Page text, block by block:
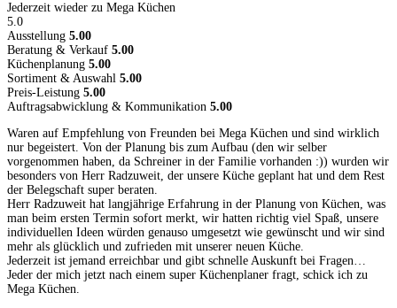
Jederzeit wieder zu Mega Küchen
5.0
Ausstellung 5.00
Beratung & Verkauf 5.00
Küchenplanung 5.00
Sortiment & Auswahl 5.00
Preis-Leistung 5.00
Auftragsabwicklung & Kommunikation 5.00
Waren auf Empfehlung von Freunden bei Mega Küchen und sind wirklich
nur begeistert. Von der Planung bis zum Aufbau (den wir selber
vorgenommen haben, da Schreiner in der Familie vorhanden :)) wurden wir
besonders von Herr Radzuweit, der unsere Küche geplant hat und dem Rest
der Belegschaft super beraten.
Herr Radzuweit hat langjährige Erfahrung in der Planung von Küchen, was
man beim ersten Termin sofort merkt, wir hatten richtig viel Spaß, unsere
individuellen Ideen würden genauso umgesetzt wie gewünscht und wir sind
mehr als glücklich und zufrieden mit unserer neuen Küche.
Jederzeit ist jemand erreichbar und gibt schnelle Auskunft bei Fragen…
Jeder der mich jetzt nach einem super Küchenplaner fragt, schick ich zu
Mega Küchen.